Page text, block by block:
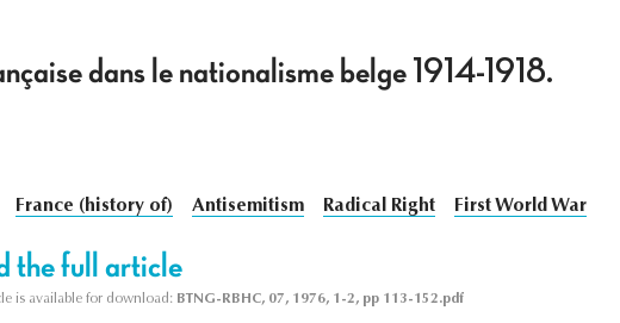
dans le nationalisme belge 1914-1918.
France (history of) Antisemitism Radical Right First World War
the full article
is available for download: BTNG-RBHC, 07, 1976, 1-2, pp 113-152.pdf